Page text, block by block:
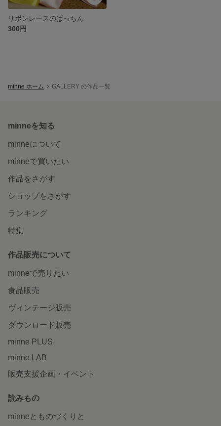
リボンレースのぱっちん
300円
minne ホーム GALLERY の作品一覧
minneを知る
minneについて
minneで買いたい
作品をさがす
ショップをさがす
ランキング
特集
作品販売について
minneで売りたい
食品販売
ヴィンテージ販売
ダウンロード販売
minne PLUS
minne LAB
販売支援企画・イベント
読みもの
minneとものづくりと